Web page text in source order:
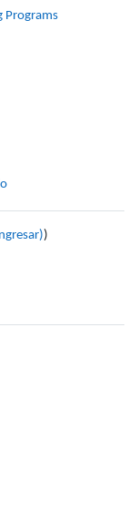
Programs
)